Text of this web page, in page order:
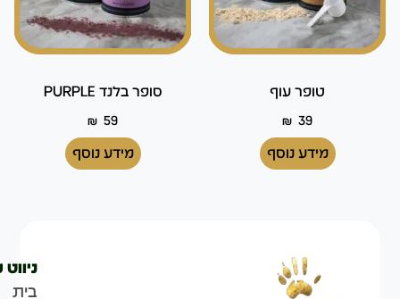
טופר עוף
₪ 39
מידע נוסף
סופר בלנד PURPLE
₪ 59
מידע נוסף
בית